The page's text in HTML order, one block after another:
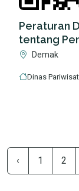
Peraturan
tentang
Demak
Dinas
‹ 1 2